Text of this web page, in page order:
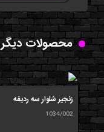
محصولات دیگر
زنجیر شلوار سه ردیفه
1034/002